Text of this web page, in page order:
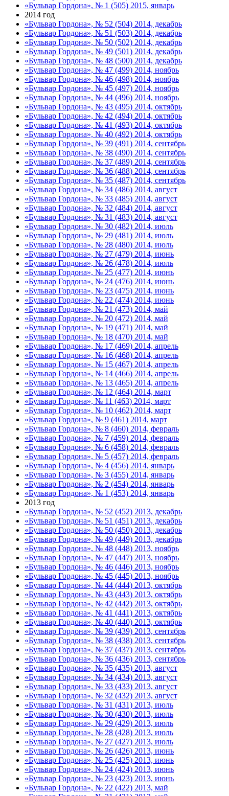
«Бульвар Гордона», № 1 (505) 2015, январь
2014 год
«Бульвар Гордона», № 52 (504) 2014, декабрь
«Бульвар Гордона», № 51 (503) 2014, декабрь
«Бульвар Гордона», № 50 (502) 2014, декабрь
«Бульвар Гордона», № 49 (501) 2014, декабрь
«Бульвар Гордона», № 48 (500) 2014, декабрь
«Бульвар Гордона», № 47 (499) 2014, ноябрь
«Бульвар Гордона», № 46 (498) 2014, ноябрь
«Бульвар Гордона», № 45 (497) 2014, ноябрь
«Бульвар Гордона», № 44 (496) 2014, ноябрь
«Бульвар Гордона», № 43 (495) 2014, октябрь
«Бульвар Гордона», № 42 (494) 2014, октябрь
«Бульвар Гордона», № 41 (493) 2014, октябрь
«Бульвар Гордона», № 40 (492) 2014, октябрь
«Бульвар Гордона», № 39 (491) 2014, сентябрь
«Бульвар Гордона», № 38 (490) 2014, сентябрь
«Бульвар Гордона», № 37 (489) 2014, сентябрь
«Бульвар Гордона», № 36 (488) 2014, сентябрь
«Бульвар Гордона», № 35 (487) 2014, сентябрь
«Бульвар Гордона», № 34 (486) 2014, август
«Бульвар Гордона», № 33 (485) 2014, август
«Бульвар Гордона», № 32 (484) 2014, август
«Бульвар Гордона», № 31 (483) 2014, август
«Бульвар Гордона», № 30 (482) 2014, июль
«Бульвар Гордона», № 29 (481) 2014, июль
«Бульвар Гордона», № 28 (480) 2014, июль
«Бульвар Гордона», № 27 (479) 2014, июнь
«Бульвар Гордона», № 26 (478) 2014, июль
«Бульвар Гордона», № 25 (477) 2014, июнь
«Бульвар Гордона», № 24 (476) 2014, июнь
«Бульвар Гордона», № 23 (475) 2014, июнь
«Бульвар Гордона», № 22 (474) 2014, июнь
«Бульвар Гордона», № 21 (473) 2014, май
«Бульвар Гордона», № 20 (472) 2014, май
«Бульвар Гордона», № 19 (471) 2014, май
«Бульвар Гордона», № 18 (470) 2014, май
«Бульвар Гордона», № 17 (469) 2014, апрель
«Бульвар Гордона», № 16 (468) 2014, апрель
«Бульвар Гордона», № 15 (467) 2014, апрель
«Бульвар Гордона», № 14 (466) 2014, апрель
«Бульвар Гордона», № 13 (465) 2014, апрель
«Бульвар Гордона», № 12 (464) 2014, март
«Бульвар Гордона», № 11 (463) 2014, март
«Бульвар Гордона», № 10 (462) 2014, март
«Бульвар Гордона», № 9 (461) 2014, март
«Бульвар Гордона», № 8 (460) 2014, февраль
«Бульвар Гордона», № 7 (459) 2014, февраль
«Бульвар Гордона», № 6 (458) 2014, февраль
«Бульвар Гордона», № 5 (457) 2014, февраль
«Бульвар Гордона», № 4 (456) 2014, январь
«Бульвар Гордона», № 3 (455) 2014, январь
«Бульвар Гордона», № 2 (454) 2014, январь
«Бульвар Гордона», № 1 (453) 2014, январь
2013 год
«Бульвар Гордона», № 52 (452) 2013, декабрь
«Бульвар Гордона», № 51 (451) 2013, декабрь
«Бульвар Гордона», № 50 (450) 2013, декабрь
«Бульвар Гордона», № 49 (449) 2013, декабрь
«Бульвар Гордона», № 48 (448) 2013, ноябрь
«Бульвар Гордона», № 47 (447) 2013, ноябрь
«Бульвар Гордона», № 46 (446) 2013, ноябрь
«Бульвар Гордона», № 45 (445) 2013, ноябрь
«Бульвар Гордона», № 44 (444) 2013, октябрь
«Бульвар Гордона», № 43 (443) 2013, октябрь
«Бульвар Гордона», № 42 (442) 2013, октябрь
«Бульвар Гордона», № 41 (441) 2013, октябрь
«Бульвар Гордона», № 40 (440) 2013, октябрь
«Бульвар Гордона», № 39 (439) 2013, сентябрь
«Бульвар Гордона», № 38 (438) 2013, сентябрь
«Бульвар Гордона», № 37 (437) 2013, сентябрь
«Бульвар Гордона», № 36 (436) 2013, сентябрь
«Бульвар Гордона», № 35 (435) 2013, август
«Бульвар Гордона», № 34 (434) 2013, август
«Бульвар Гордона», № 33 (433) 2013, август
«Бульвар Гордона», № 32 (432) 2013, август
«Бульвар Гордона», № 31 (431) 2013, июль
«Бульвар Гордона», № 30 (430) 2013, июль
«Бульвар Гордона», № 29 (429) 2013, июль
«Бульвар Гордона», № 28 (428) 2013, июль
«Бульвар Гордона», № 27 (427) 2013, июль
«Бульвар Гордона», № 26 (426) 2013, июнь
«Бульвар Гордона», № 25 (425) 2013, июнь
«Бульвар Гордона», № 24 (424) 2013, июнь
«Бульвар Гордона», № 23 (423) 2013, июнь
«Бульвар Гордона», № 22 (422) 2013, май